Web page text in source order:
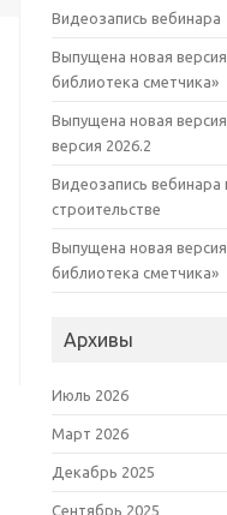
Видеозапись вебинара
Выпущена новая
библиотека сметчика»
Выпущена новая
версия 2026.2
Видеозапись
строительстве
Выпущена новая
библиотека сметчика»
Архивы
Июль 2026
Март 2026
Декабрь 2025
Сентябрь 2025